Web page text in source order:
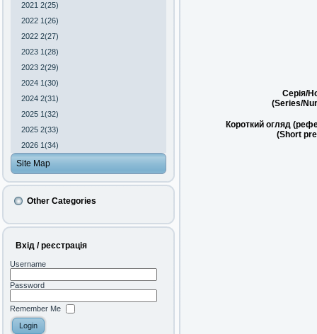
2021 2(25)
2022 1(26)
2022 2(27)
2023 1(28)
2023 2(29)
2024 1(30)
2024 2(31)
2025 1(32)
2025 2(33)
2026 1(34)
Site Map
Other Categories
Вхід / реєстрація
Username
Password
Remember Me
Серія/
(Series/
Короткий огляд
(Short